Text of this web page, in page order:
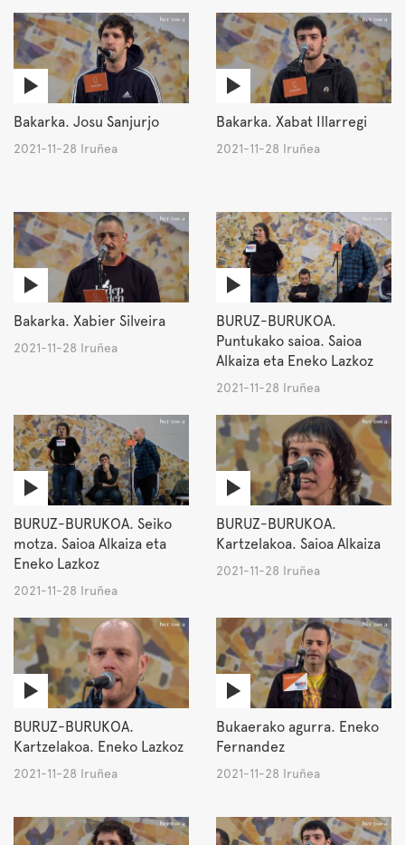
Bakarka. Josu Sanjurjo
2021-11-28 Iruñea
Bakarka. Xabat Illarregi
2021-11-28 Iruñea
Bakarka. Xabier Silveira
2021-11-28 Iruñea
BURUZ-BURUKOA.
Puntukako saioa. Saioa
Alkaiza eta Eneko Lazkoz
2021-11-28 Iruñea
BURUZ-BURUKOA. Seiko
motza. Saioa Alkaiza eta
Eneko Lazkoz
2021-11-28 Iruñea
BURUZ-BURUKOA.
Kartzelakoa. Saioa Alkaiza
2021-11-28 Iruñea
BURUZ-BURUKOA.
Kartzelakoa. Eneko Lazkoz
2021-11-28 Iruñea
Bukaerako agurra. Eneko
Fernandez
2021-11-28 Iruñea